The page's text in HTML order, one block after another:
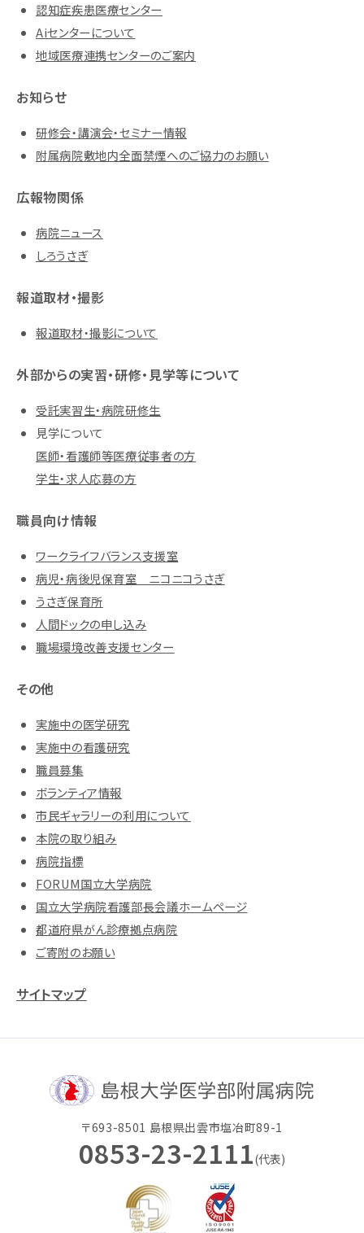
認知症疾患医療センター
Aiセンターについて
地域医療連携センターのご案内
お知らせ
研修会・講演会・セミナー情報
附属病院敷地内全面禁煙へのご協力のお願い
広報物関係
病院ニュース
しろうさぎ
報道取材・撮影
報道取材・撮影について
外部からの実習・研修・見学等について
受託実習生・病院研修生
見学について
医師・看護師等医療従事者の方
学生・求人応募の方
職員向け情報
ワークライフバランス支援室
病児・病後児保育室 ニコニコうさぎ
うさぎ保育所
人間ドックの申し込み
職場環境改善支援センター
その他
実施中の医学研究
実施中の看護研究
職員募集
ボランティア情報
市民ギャラリーの利用について
本院の取り組み
病院指標
FORUM国立大学病院
国立大学病院看護部長会議ホームページ
都道府県がん診療拠点病院
ご寄附のお願い
サイトマップ
〒693-8501 島根県出雲市塩冶町89-1
0853-23-2111(代表)